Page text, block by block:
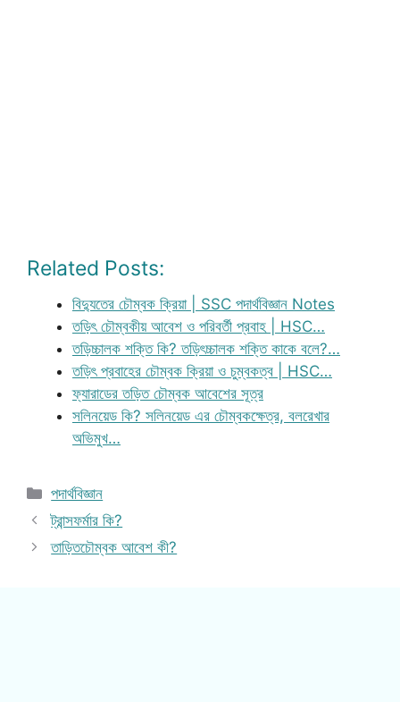
Related Posts:
বিদ্যুতের চৌম্বক ক্রিয়া | SSC পদার্থবিজ্ঞান Notes
তড়িৎ চৌম্বকীয় আবেশ ও পরিবর্তী প্রবাহ | HSC…
তড়িচ্চালক শক্তি কি? তড়িৎচ্চালক শক্তি কাকে বলে?…
তড়িৎ প্রবাহের চৌম্বক ক্রিয়া ও চুম্বকত্ব | HSC…
ফ্যারাডের তড়িত চৌম্বক আবেশের সূত্র
সলিনয়েড কি? সলিনয়েড এর চৌম্বকক্ষেত্র, বলরেখার
অভিমুখ…
Categories
পদার্থবিজ্ঞান
ট্রান্সফর্মার কি?
তাড়িতচৌম্বক আবেশ কী?